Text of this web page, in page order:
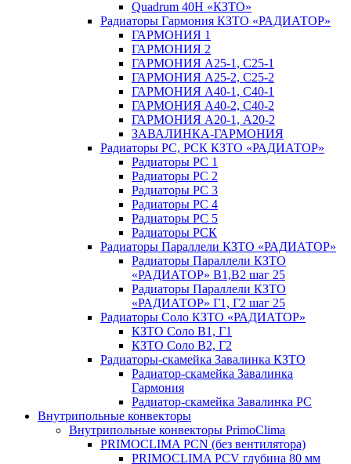
Quadrum 40H «КЗТО»
Радиаторы Гармония КЗТО «РАДИАТОР»
ГАРМОНИЯ 1
ГАРМОНИЯ 2
ГАРМОНИЯ А25-1, С25-1
ГАРМОНИЯ А25-2, С25-2
ГАРМОНИЯ А40-1, С40-1
ГАРМОНИЯ А40-2, С40-2
ГАРМОНИЯ А20-1, А20-2
ЗАВАЛИНКА-ГАРМОНИЯ
Радиаторы РС, РСК КЗТО «РАДИАТОР»
Радиаторы РС 1
Радиаторы РС 2
Радиаторы РС 3
Радиаторы РС 4
Радиаторы РС 5
Радиаторы РСК
Радиаторы Параллели КЗТО «РАДИАТОР»
Радиаторы Параллели КЗТО
«РАДИАТОР» В1,В2 шаг 25
Радиаторы Параллели КЗТО
«РАДИАТОР» Г1, Г2 шаг 25
Радиаторы Соло КЗТО «РАДИАТОР»
КЗТО Соло В1, Г1
КЗТО Соло В2, Г2
Радиаторы-скамейка Завалинка КЗТО
Радиатор-скамейка Завалинка
Гармония
Радиатор-скамейка Завалинка РС
Внутрипольные конвекторы
Внутрипольные конвекторы PrimoClima
PRIMOCLIMA PCN (без вентилятора)
PRIMOCLIMA PCV глубина 80 мм